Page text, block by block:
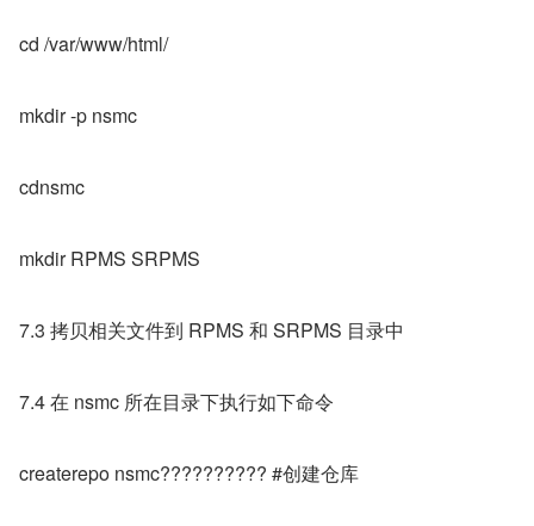
cd /var/www/html/
mkdir -p nsmc
cdnsmc
mkdir RPMS SRPMS
7.3 拷贝相关文件到 RPMS 和 SRPMS 目录中
7.4 在 nsmc 所在目录下执行如下命令
createrepo nsmc?????????? #创建仓库